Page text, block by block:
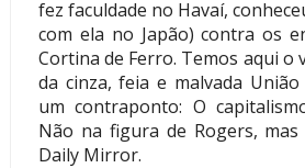
fez faculdade no Havaí,
com ela no Japão) contra os
Cortina de Ferro. Temos aqui o
da cinza, feia e malvada União
um contraponto: O
Não na figura de Rogers,
Daily Mirror.